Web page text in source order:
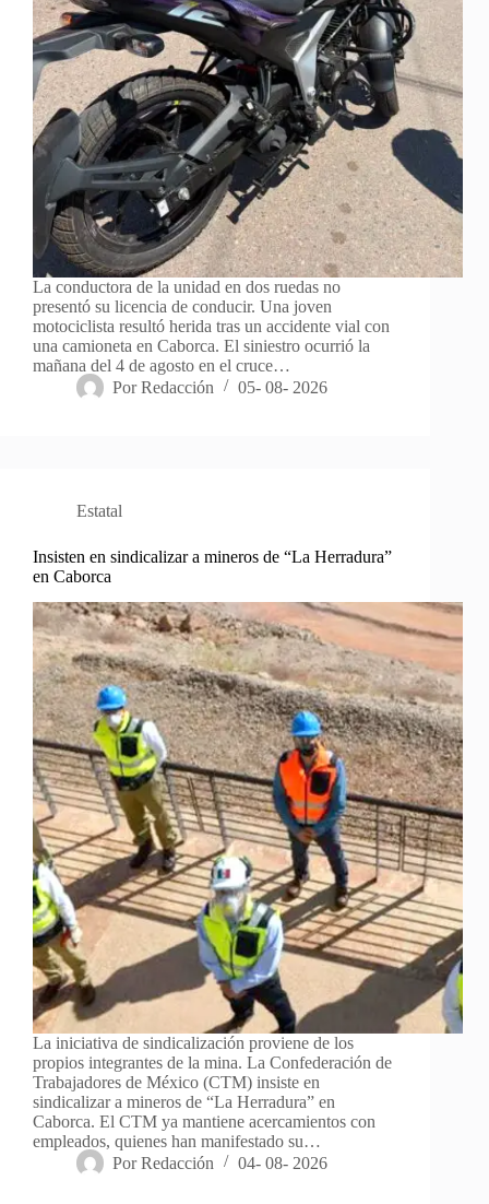
La conductora de la unidad en dos ruedas no
presentó su licencia de conducir. Una joven
motociclista resultó herida tras un accidente vial con
una camioneta en Caborca. El siniestro ocurrió la
mañana del 4 de agosto en el cruce…
Por Redacción 05- 08- 2026
Estatal
Insisten en sindicalizar a mineros de “La Herradura”
en Caborca
La iniciativa de sindicalización proviene de los
propios integrantes de la mina. La Confederación de
Trabajadores de México (CTM) insiste en
sindicalizar a mineros de “La Herradura” en
Caborca. El CTM ya mantiene acercamientos con
empleados, quienes han manifestado su…
Por Redacción 04- 08- 2026